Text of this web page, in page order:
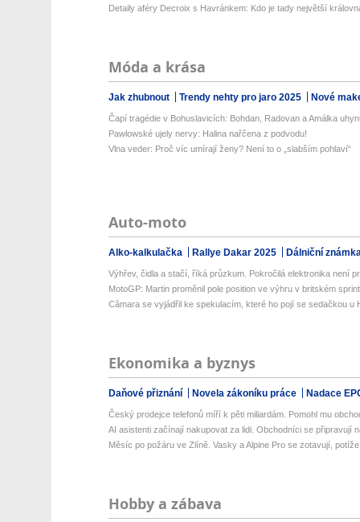
Detaily aféry Decroix s Havránkem: Kdo je tady největší
Móda a krása
Jak zhubnout Trendy nehty pro jaro 2025 Nové
Čapí tragédie v Bohuslavicích: Bohdan, Radovan a Amálka
Pawlowské ujely nervy: Halina nařčena z podvodu!
Vlna veder: Proč víc umírají ženy? Není to o „slabším pohlaví“
Auto-moto
Alko-kalkulačka Rallye Dakar 2025 Dálniční
Výhřev, čidla a stačí, říká průzkum. Pokročilá elektronika není
MotoGP: Martin proměnil pole position ve výhru v britském
Câmara se vyjádřil ke spekulacím, které ho pojí se sedačkou u
Ekonomika a byznys
Daňové přiznání Novela zákoníku práce Nadace
Český prodejce telefonů míří k pěti miliardám. Pomohl mu
AI asistenti začínají nakupovat za lidi. Obchodníci se připravují
Měsíc po požáru ve Zlíně. Vasky a Alpine Pro se zotavují, potíže
Hobby a zábava